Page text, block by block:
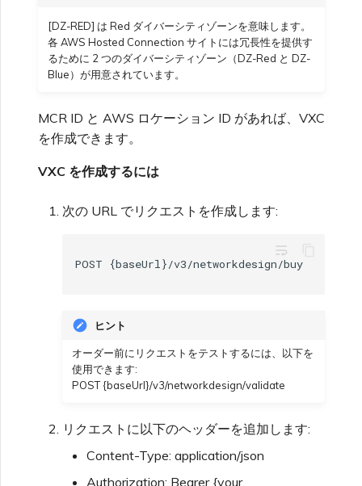
[DZ-RED] は Red ダイバーシティゾーンを意味します。
各 AWS Hosted Connection サイトには冗長性を提供す
るために 2 つのダイバーシティゾーン（DZ-Red と DZ-
Blue）が用意されています。
MCR ID と AWS ロケーション ID があれば、VXC
を作成できます。
VXC を作成するには
次の URL でリクエストを作成します:
wrap_text
ヒント
オーダー前にリクエストをテストするには、以下を
使用できます:
POST {baseUrl}/v3/networkdesign/validate
リクエストに以下のヘッダーを追加します:
Content-Type: application/json
Authorization: Bearer {your